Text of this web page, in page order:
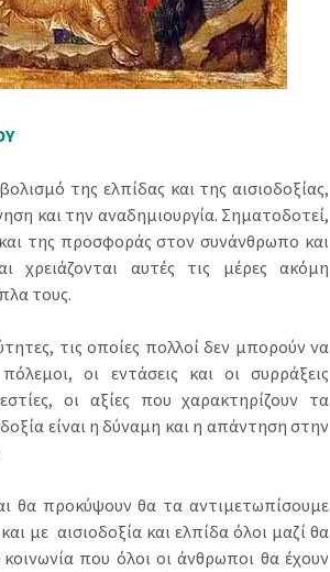
της ελπίδας και της αισιοδοξίας,
και την αναδημιουργία. Σηματοδοτεί,
της προσφοράς στον συνάνθρωπο και
χρειάζονται αυτές τις μέρες ακόμη
τους.
τις οποίες πολλοί δεν μπορούν να
οι εντάσεις και οι συρράξεις
οι αξίες που χαρακτηρίζουν τα
είναι η δύναμη και η απάντηση στην
θα προκύψουν θα τα αντιμετωπίσουμε
με αισιοδοξία και ελπίδα όλοι μαζί θα
που όλοι οι άνθρωποι θα έχουν